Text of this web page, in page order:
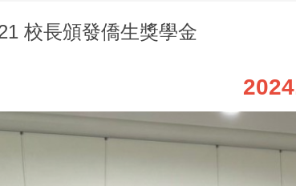
校長頒發僑生獎學金